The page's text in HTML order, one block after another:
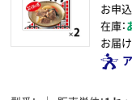
お申
在庫：
お届け